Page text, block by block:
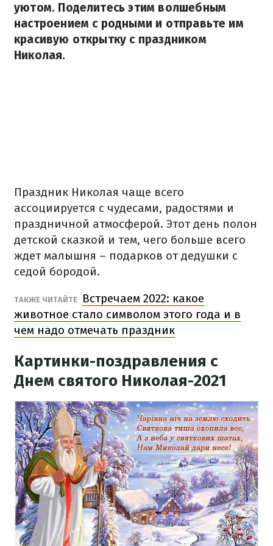
уютом. Поделитесь этим волшебным
настроением с родными и отправьте им
красивую открытку с праздником
Николая.
Праздник Николая чаще всего
ассоциируется с чудесами, радостями и
праздничной атмосферой. Этот день полон
детской сказкой и тем, чего больше всего
ждет малышня – подарков от дедушки с
седой бородой.
ТАКЖЕ ЧИТАЙТЕ
Встречаем 2022: какое
животное стало символом этого года и в
чем надо отмечать праздник
Картинки-поздравления с
Днем святого Николая-2021